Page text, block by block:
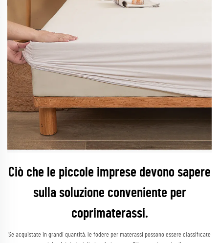
Ciò che le piccole imprese devono sapere
sulla soluzione conveniente per
coprimaterassi.
Se acquistate in grandi quantità, le fodere per materassi possono essere classificate